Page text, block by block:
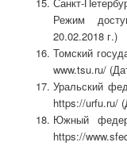
Режим
20.02.2018 г.)
Томский
www.tsu.ru/
Уральский
https://urfu.ru/
Южный
https://